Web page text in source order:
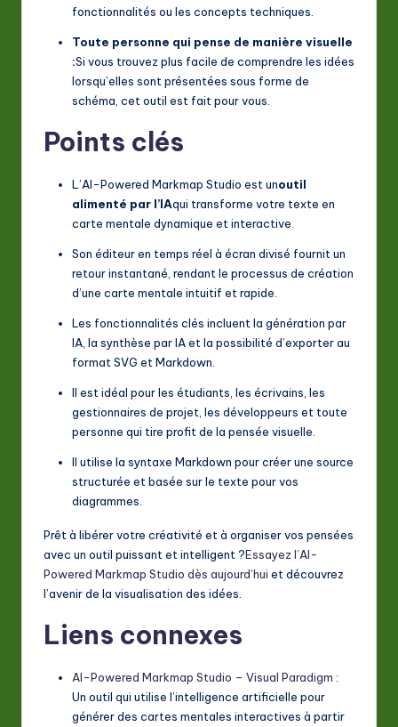
fonctionnalités ou les concepts techniques.
Toute personne qui pense de manière visuelle
:Si vous trouvez plus facile de comprendre les idées
lorsqu’elles sont présentées sous forme de
schéma, cet outil est fait pour vous.
Points clés
L’AI-Powered Markmap Studio est unoutil
alimenté par l’IAqui transforme votre texte en
carte mentale dynamique et interactive.
Son éditeur en temps réel à écran divisé fournit un
retour instantané, rendant le processus de création
d’une carte mentale intuitif et rapide.
Les fonctionnalités clés incluent la génération par
IA, la synthèse par IA et la possibilité d’exporter au
format SVG et Markdown.
Il est idéal pour les étudiants, les écrivains, les
gestionnaires de projet, les développeurs et toute
personne qui tire profit de la pensée visuelle.
Il utilise la syntaxe Markdown pour créer une source
structurée et basée sur le texte pour vos
diagrammes.
Prêt à libérer votre créativité et à organiser vos pensées
avec un outil puissant et intelligent ?Essayez l’AI-
Powered Markmap Studio dès aujourd’hui et découvrez
l’avenir de la visualisation des idées.
Liens connexes
AI-Powered Markmap Studio – Visual Paradigm :
Un outil qui utilise l’intelligence artificielle pour
générer des cartes mentales interactives à partir